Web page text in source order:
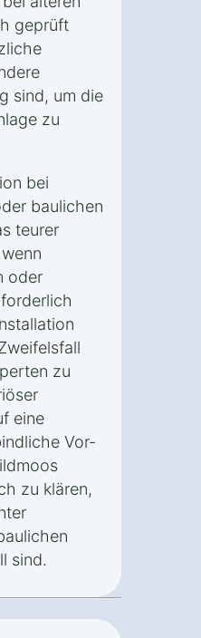
geprüft
sind, um die
zu
bei
baulichen
teurer
oder
zu
eine
Vor-
zu klären,
sind.